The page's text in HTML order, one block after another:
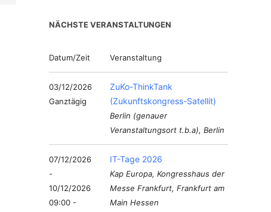
NÄCHSTE VERANSTALTUNGEN
Datum/Zeit Veranstaltung
03/12/2026
Ganztägig
ZuKo-ThinkTank
(Zukunftskongress-Satellit)
Berlin (genauer
Veranstaltungsort t.b.a), Berlin
07/12/2026
-
10/12/2026
09:00 -
IT-Tage 2026
Kap Europa, Kongresshaus der
Messe Frankfurt, Frankfurt am
Main Hessen